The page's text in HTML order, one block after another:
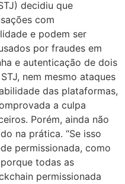
decidiu que
com
e podem ser
por fraudes em
e autenticação de dois
nem mesmo ataques
das plataformas,
a culpa
Porém, ainda não
na prática. “Se isso
permissionada, como
todas as
permissionada